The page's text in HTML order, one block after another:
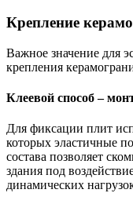
Крепление
Важное значение для
крепления
Клеевой способ –
Для фиксации плит
которых эластичные
состава позволяет
здания под
динамических